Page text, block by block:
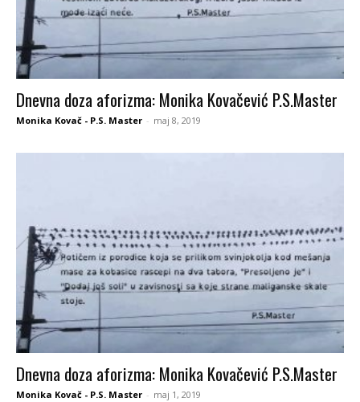
Dnevna doza aforizma: Monika Kovačević P.S.Master
Monika Kovač - P.S. Master - maj 8, 2019
Dnevna doza aforizma: Monika Kovačević P.S.Master
Monika Kovač - P.S. Master - maj 1, 2019